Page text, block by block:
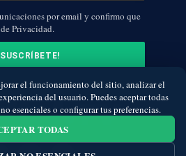
por email y confirmo que
Privacidad.
el funcionamiento del sitio, analizar el
del usuario. Puedes aceptar todas
esenciales o configurar tus preferencias.
TODAS